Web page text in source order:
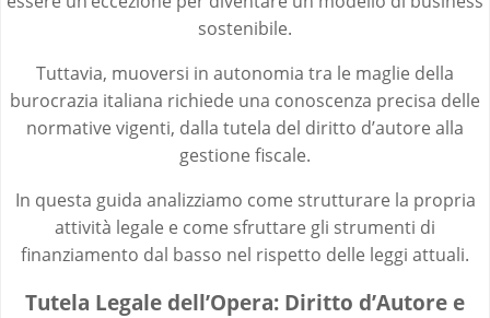
sostenibile.
Tuttavia, muoversi in autonomia tra le maglie della
burocrazia italiana richiede una conoscenza precisa delle
normative vigenti, dalla tutela del diritto d’autore alla
gestione fiscale.
In questa guida analizziamo come strutturare la propria
attività legale e come sfruttare gli strumenti di
finanziamento dal basso nel rispetto delle leggi attuali.
Tutela Legale dell’Opera: Diritto d’Autore e